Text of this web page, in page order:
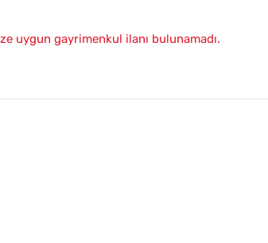
uygun gayrimenkul ilanı bulunamadı.